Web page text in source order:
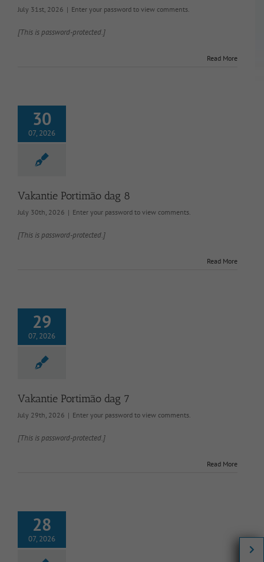
July 31st, 2026 | Enter your password to view comments.
[This is password-protected.]
Read More
30
07, 2026
Vakantie Portimão dag 8
July 30th, 2026 | Enter your password to view comments.
[This is password-protected.]
Read More
29
07, 2026
Vakantie Portimão dag 7
July 29th, 2026 | Enter your password to view comments.
[This is password-protected.]
Read More
28
07, 2026